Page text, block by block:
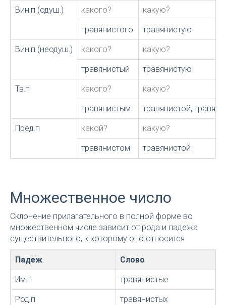
Вин.п (одуш.) какого? какую?
травянистого травянистую
Вин.п (неодуш.) какого? какую?
травянистый травянистую
Тв.п какого? какую?
травянистым травянистой,
Пред.п какой? какую?
травянистом травянистой
Множественное число
Склонение прилагательного в полной форме во
множественном числе зависит от рода и падежа
существительного, к которому оно относится:
Падеж Слово
Им.п травянистые
Род.п травянистых